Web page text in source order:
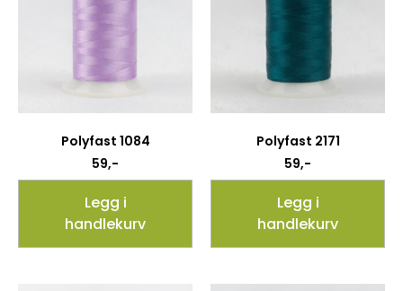
Polyfast 1084
59,-
Legg i
handlekurv
Polyfast 2171
59,-
Legg i
handlekurv